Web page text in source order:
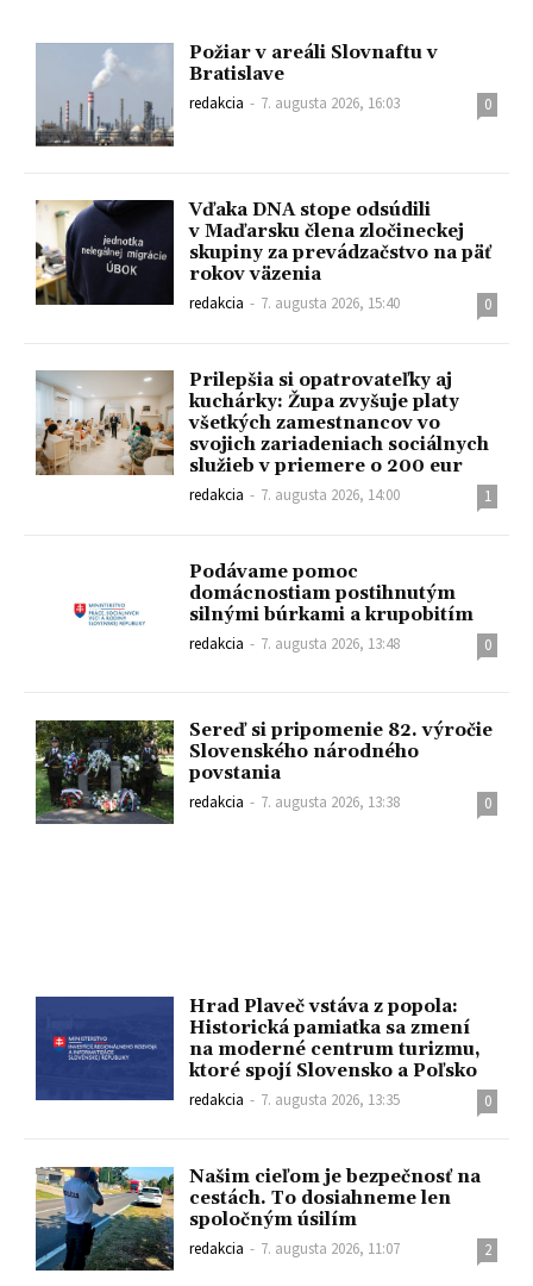
Požiar v areáli Slovnaftu v
Bratislave
redakcia - 7. augusta 2026, 16:03 0
Vďaka DNA stope odsúdili
v Maďarsku člena zločineckej
skupiny za prevádzačstvo na päť
rokov väzenia
redakcia - 7. augusta 2026, 15:40 0
Prilepšia si opatrovateľky aj
kuchárky: Župa zvyšuje platy
všetkých zamestnancov vo
svojich zariadeniach sociálnych
služieb v priemere o 200 eur
redakcia - 7. augusta 2026, 14:00 1
Podávame pomoc
domácnostiam postihnutým
silnými búrkami a krupobitím
redakcia - 7. augusta 2026, 13:48 0
Sereď si pripomenie 82. výročie
Slovenského národného
povstania
redakcia - 7. augusta 2026, 13:38 0
Hrad Plaveč vstáva z popola:
Historická pamiatka sa zmení
na moderné centrum turizmu,
ktoré spojí Slovensko a Poľsko
redakcia - 7. augusta 2026, 13:35 0
Našim cieľom je bezpečnosť na
cestách. To dosiahneme len
spoločným úsilím
redakcia - 7. augusta 2026, 11:07 2